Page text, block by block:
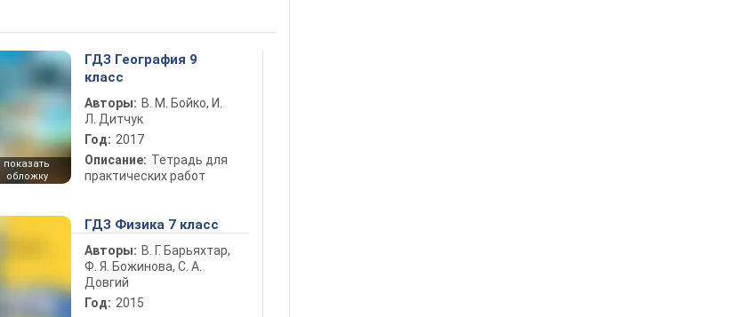
показать
обложку
ГДЗ География 9
класс
Авторы: В. М. Бойко, И.
Л. Дитчук
Год: 2017
Описание: Тетрадь для
практических работ
ГДЗ Физика 7 класс
Авторы: В. Г. Барьяхтар,
Ф. Я. Божинова, С. А.
Довгий
Год: 2015